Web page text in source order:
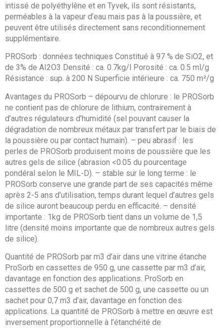
intissé de polyéthylène et en Tyvek, ils sont résistants,
perméables à la vapeur d’eau mais pas à la poussière, et
peuvent être utilisés directement sans reconditionnement
supplémentaire.
PROSorb : données techniques Constitué à 97 % de SiO2, et
de 3% de AI2O3 Densité : ca. 0.7kg/l Porosité : ca. 0.5 ml/g
Résistance : sup. à 200 N Superficie intérieure : ca. 750 m²/g
Avantages du PROSorb – dépourvu de chlorure : le PROSorb
ne contient pas de chlorure de lithium, contrairement à
d’autres régulateurs d’humidité (sel pouvant causer la
dégradation de nombreux métaux par transfert par le biais de
la poussière ou par contact humain). – peu abrasif : les
perles de PROSorb produisent moins de poussière que les
autres gels de silice (abrasion <0.05 du pourcentage
pondéral selon le MIL-D). – stable sur le long terme : le
PROSorb conserve une grande part de ses capacités même
après 2-5 ans d’utilisation, temps durant lequel d’autres gels
de silice auront beaucoup perdu en efficacité. – densité
importante : 1kg de PROSorb tient dans un volume de 1,5
litre (densité moins importante que de nombreux autres gels
de silice).
Quantité de PROSorb par m3 d’air dans une vitrine étanche
ProSorb en cassettes de 950 g, une cassette par m3 d’air,
davantage en fonction des applications. ProSorb en
cassettes de 500 g et sachet de 500 g, une cassette ou un
sachet pour 0,7 m3 d’air, davantage en fonction des
applications. La quantité de PROSorb à mettre en œuvre est
inversement proportionnelle à l’étanchéité de